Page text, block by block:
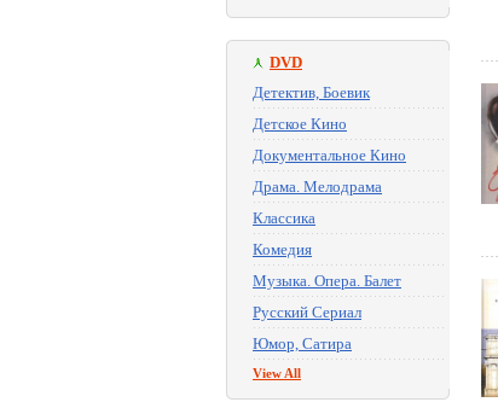
DVD
Детектив, Боевик
Детское Кино
Документальное Кино
Драма. Мелодрама
Классика
Комедия
Музыка. Опера. Балет
Русский Сериал
Юмор, Сатира
View All